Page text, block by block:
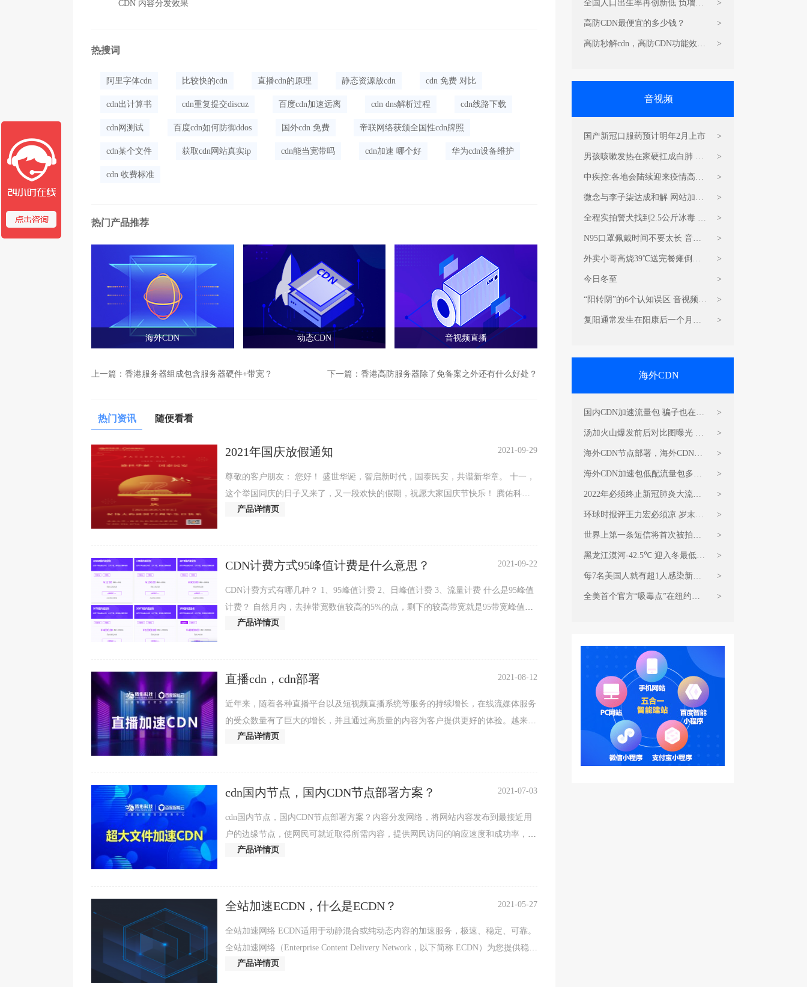
全国人口出生率再创新低 负增长
可能提前 高防CDN加速流量包怎
>
高防CDN最便宜的多少钱？ >
高防秒解cdn，高防CDN功能效果
>
音视频
国产新冠口服药预计明年2月上市 >
男孩咳嗽发热在家硬扛成白肺 视
频加速CDN流量包费用
>
中疾控:各地会陆续迎来疫情高峰
游戏视频加速CDN价格
>
微念与李子柒达成和解 网站加速
CDN音视频服务器
>
全程实拍警犬找到2.5公斤冰毒 游
戏CDN加速节点
>
N95口罩佩戴时间不要太长 音视
频直播加速CDN费用
>
外卖小哥高烧39℃送完餐瘫倒在
地 音视频加速CDN流量包费用
>
今日冬至 >
“阳转阴”的6个认知误区 音视频加
速CDN费用
>
复阳通常发生在阳康后一个月内
>
海外CDN
国内CDN加速流量包 骗子也在蹭
冬奥会热点
>
汤加火山爆发前后对比图曝光 图
片加速CDN节点
>
海外CDN节点部署，海外CDN加
速包怎么收费
>
海外CDN加速包低配流量包多少
钱 印度男子偷税家藏近30亿现金
>
2022年必须终止新冠肺炎大流行
电商网站CDN加速包优惠特价
>
环球时报评王力宏必须凉 岁末
CDN流量加速包必须买
>
世界上第一条短信将首次被拍卖
百度CDN流量包低价抢购
>
黑龙江漠河-42.5℃ 迎入冬最低温
岁末CDN感恩特惠最低价
>
每7名美国人就有超1人感染新冠
海外CDN加速节点部署
>
全美首个官方“吸毒点”在纽约市
>
CDN 内容分发效果
热搜词
阿里字体cdn 比较快的cdn 直播cdn的原理 静态资源放cdn cdn 免费 对比
cdn出计算书 cdn重复提交discuz 百度cdn加速远离 cdn dns解析过程 cdn线路下载
cdn网测试 百度cdn如何防御ddos 国外cdn 免费 帝联网络获颁全国性cdn牌照
cdn某个文件 获取cdn网站真实ip cdn能当宽带吗 cdn加速 哪个好 华为cdn设备维护
cdn 收费标准
热门产品推荐
海外CDN 动态CDN 音视频直播
上一篇： 香港服务器组成包含服务器硬件+带宽？ 下一篇： 香港高防服务器除了免备案之外还有什么好处？
热门资讯 随便看看
2021年国庆放假通知 2021-09-29
尊敬的客户朋友： 您好！ 盛世华诞，智启新时代，国泰民安，共谱新华章。 十一，
这个举国同庆的日子又来了，又一段欢快的假期，祝愿大家国庆节快乐！ 腾佑科技
2021国庆节放假安
产品详情页
CDN计费方式95峰值计费是什么意思？ 2021-09-22
CDN计费方式有哪几种？ 1、95峰值计费 2、日峰值计费 3、流量计费 什么是95峰值
计费？ 自然月内，去掉带宽数值较高的5%的点，剩下的较高带宽就是95带宽峰值计
费值。 CDN计费方式95峰值
产品详情页
直播cdn，cdn部署 2021-08-12
近年来，随着各种直播平台以及短视频直播系统等服务的持续增长，在线流媒体服务
的受众数量有了巨大的增长，并且通过高质量的内容为客户提供更好的体验。越来越
多的用户吸粉后
产品详情页
cdn国内节点，国内CDN节点部署方案？ 2021-07-03
cdn国内节点，国内CDN节点部署方案？内容分发网络，将网站内容发布到最接近用
户的边缘节点，使网民可就近取得所需内容，提供网民访问的响应速度和成功率，同
时能够保护源站。解
产品详情页
全站加速ECDN，什么是ECDN？ 2021-05-27
全站加速网络 ECDN适用于动静混合或纯动态内容的加速服务，极速、稳定、可靠。
全站加速网络（Enterprise Content Delivery Network，以下简称 ECDN）为您提供稳定
高效的网络加速服务，适用于
产品详情页